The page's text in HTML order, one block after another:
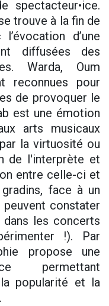
spectacteur•ice.
trouve à la fin de
d’une
diffusées des
Warda, Oum
reconnues pour
de provoquer le
est une émotion
arts musicaux
la virtuosité ou
de l'interprète et
entre celle-ci et
face à un
peuvent constater
dans les concerts
!). Par
propose une
permettant
popularité et la